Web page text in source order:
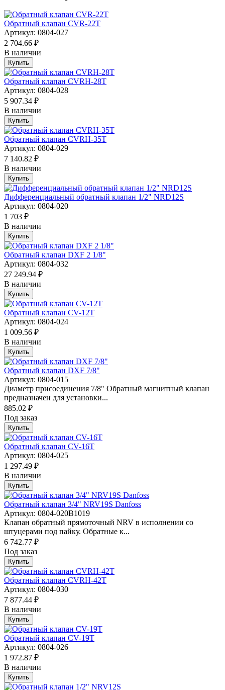
Обратный клапан CVR-22T
Артикул: 0804-027
2 704.66 ₽
В наличии
Купить
Обратный клапан CVRH-28T
Артикул: 0804-028
5 907.34 ₽
В наличии
Купить
Обратный клапан CVRH-35T
Артикул: 0804-029
7 140.82 ₽
В наличии
Купить
Дифференциальный обратный клапан 1/2" NRD12S
Артикул: 0804-020
1 703 ₽
В наличии
Купить
Обратный клапан DXF 2 1/8"
Артикул: 0804-032
27 249.94 ₽
В наличии
Купить
Обратный клапан CV-12T
Артикул: 0804-024
1 009.56 ₽
В наличии
Купить
Обратный клапан DXF 7/8"
Артикул: 0804-015
Диаметр присоединения 7/8" Обратный магнитный клапан
предназначен для установки...
885.02 ₽
Под заказ
Купить
Обратный клапан CV-16T
Артикул: 0804-025
1 297.49 ₽
В наличии
Купить
Обратный клапан 3/4" NRV19S Danfoss
Артикул: 0804-020B1019
Клапан обратный прямоточный NRV в исполнении со
штуцерами под пайку. Обратные к...
6 742.77 ₽
Под заказ
Купить
Обратный клапан CVRH-42T
Артикул: 0804-030
7 877.44 ₽
В наличии
Купить
Обратный клапан CV-19T
Артикул: 0804-026
1 972.87 ₽
В наличии
Купить